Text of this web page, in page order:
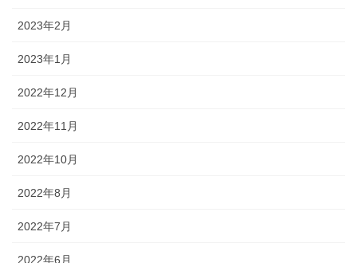
2023年2月
2023年1月
2022年12月
2022年11月
2022年10月
2022年8月
2022年7月
2022年6月